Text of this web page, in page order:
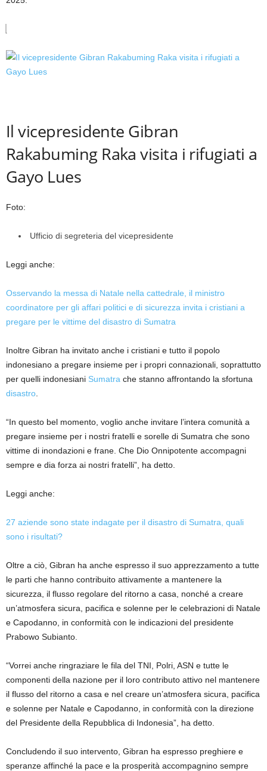
Il vicepresidente Gibran
Rakabuming Raka visita i rifugiati a
Gayo Lues
Foto:
Ufficio di segreteria del vicepresidente
Leggi anche:
Osservando la messa di Natale nella cattedrale, il ministro
coordinatore per gli affari politici e di sicurezza invita i cristiani a
pregare per le vittime del disastro di Sumatra
Inoltre Gibran ha invitato anche i cristiani e tutto il popolo
indonesiano a pregare insieme per i propri connazionali, soprattutto
per quelli indonesiani Sumatra che stanno affrontando la sfortuna
disastro
“In questo bel momento, voglio anche invitare l’intera comunità a
pregare insieme per i nostri fratelli e sorelle di Sumatra che sono
vittime di inondazioni e frane. Che Dio Onnipotente accompagni
sempre e dia forza ai nostri fratelli”, ha detto.
Leggi anche:
27 aziende sono state indagate per il disastro di Sumatra, quali
sono i risultati?
Oltre a ciò, Gibran ha anche espresso il suo apprezzamento a tutte
le parti che hanno contribuito attivamente a mantenere la
sicurezza, il flusso regolare del ritorno a casa, nonché a creare
un’atmosfera sicura, pacifica e solenne per le celebrazioni di Natale
e Capodanno, in conformità con le indicazioni del presidente
Prabowo Subianto.
“Vorrei anche ringraziare le fila del TNI, Polri, ASN e tutte le
componenti della nazione per il loro contributo attivo nel mantenere
il flusso del ritorno a casa e nel creare un’atmosfera sicura, pacifica
e solenne per Natale e Capodanno, in conformità con la direzione
del Presidente della Repubblica di Indonesia”, ha detto.
Concludendo il suo intervento, Gibran ha espresso preghiere e
speranze affinché la pace e la prosperità accompagnino sempre